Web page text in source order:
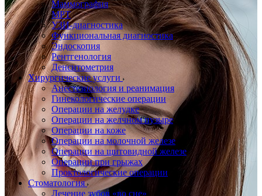
Маммография
МРТ
УЗИ-диагностика
Функциональная диагностика
Эндоскопия
Рентгенология
Денситометрия
Хирургические услуги
Анестезиология и реанимация
Гинекологические операции
Операции на желудке
Операции на желчном пузыре
Операции на коже
Операции на молочной железе
Операции на щитовидной железе
Операции при грыжах
Проктологические операции
Стоматология
Лечение зубов «во сне»